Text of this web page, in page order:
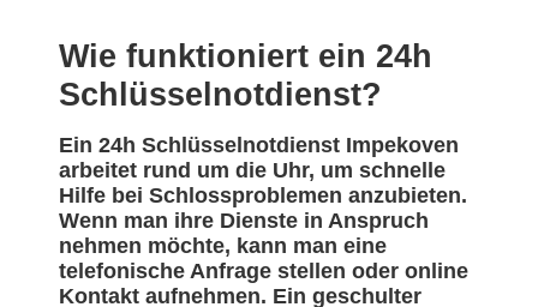
Wie funktioniert ein 24h
Schlüsselnotdienst?
Ein 24h Schlüsselnotdienst Impekoven
arbeitet rund um die Uhr, um schnelle
Hilfe bei Schlossproblemen anzubieten.
Wenn man ihre Dienste in Anspruch
nehmen möchte, kann man eine
telefonische Anfrage stellen oder online
Kontakt aufnehmen. Ein geschulter